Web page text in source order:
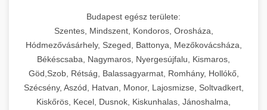
Budapest egész területe:
Szentes, Mindszent, Kondoros, Orosháza,
Hódmezővásárhely, Szeged, Battonya, Mezőkovácsháza,
Békéscsaba, Nagymaros, Nyergesújfalu, Kismaros,
Göd,Szob, Rétság, Balassagyarmat, Romhány, Hollókő,
Szécsény, Aszód, Hatvan, Monor, Lajosmizse, Soltvadkert,
Kiskőrös, Kecel, Dusnok, Kiskunhalas, Jánoshalma,